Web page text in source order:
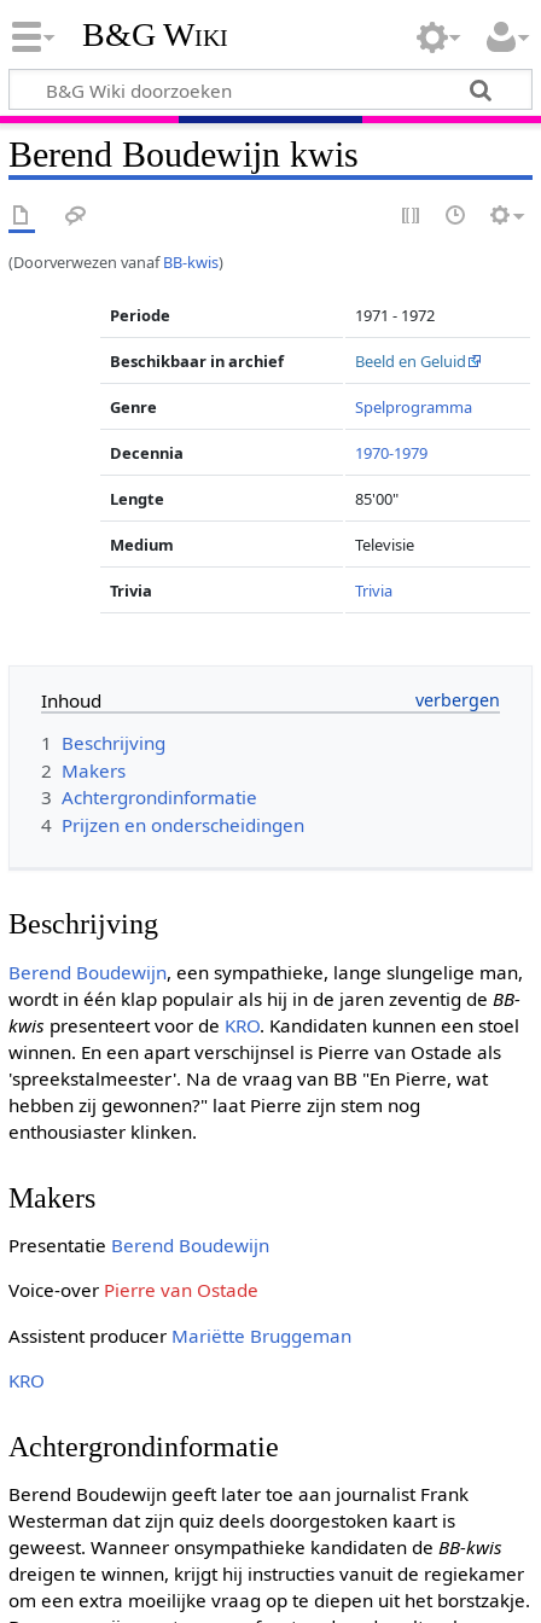
B&G Wiki
Berend Boudewijn kwis
(Doorverwezen vanafBB-kwis)
Periode 1971 - 1972
Beschikbaar in archief Beeld en Geluid
Genre Spelprogramma
Decennia 1970-1979
Lengte 85'00"
Medium Televisie
Trivia Trivia
Inhoud
1 Beschrijving
2 Makers
3 Achtergrondinformatie
4 Prijzen en onderscheidingen
Beschrijving
Berend Boudewijn, een sympathieke, lange slungelige man,
wordt in één klap populair als hij in de jaren zeventig de BB-
kwis presenteert voor de KRO. Kandidaten kunnen een stoel
winnen. En een apart verschijnsel is Pierre van Ostade als
'spreekstalmeester'. Na de vraag van BB "En Pierre, wat
hebben zij gewonnen?" laat Pierre zijn stem nog
enthousiaster klinken.
Makers
Presentatie Berend Boudewijn
Voice-over Pierre van Ostade
Assistent producer Mariëtte Bruggeman
KRO
Achtergrondinformatie
Berend Boudewijn geeft later toe aan journalist Frank
Westerman dat zijn quiz deels doorgestoken kaart is
geweest. Wanneer onsympathieke kandidaten de BB-kwis
dreigen te winnen, krijgt hij instructies vanuit de regiekamer
om een extra moeilijke vraag op te diepen uit het borstzakje.